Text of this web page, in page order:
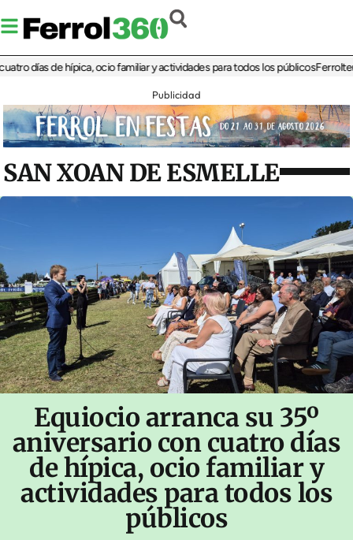
de hípica, ocio familiar y actividades para todos los públicosFerrolterra
Publicidad
SAN XOAN DE ESMELLE
Equiocio arranca su 35º
aniversario con cuatro días
de hípica, ocio familiar y
actividades para todos los
públicos